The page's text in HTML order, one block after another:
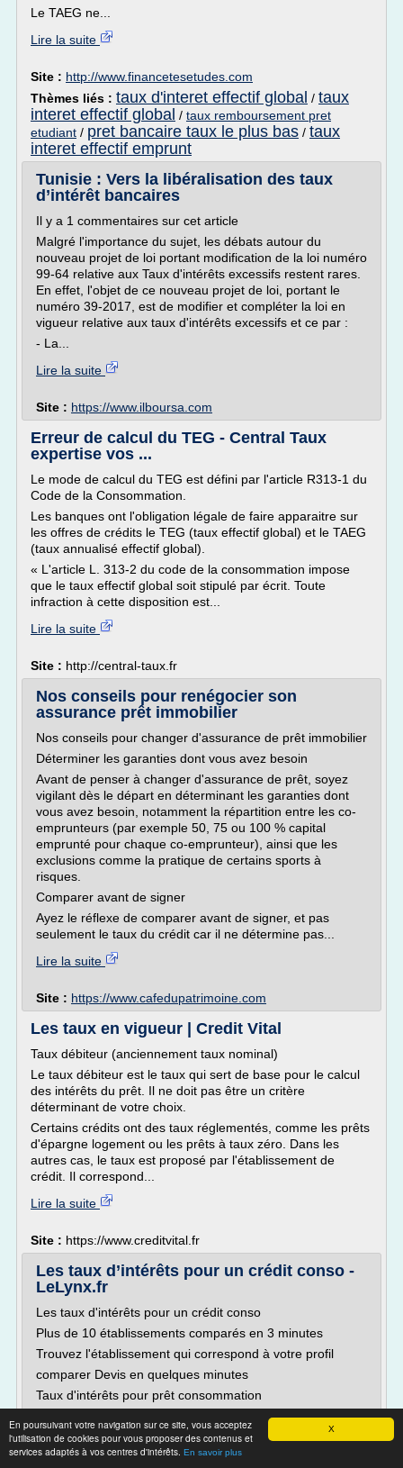
X
En poursuivant votre navigation sur ce site, vous acceptez
l'utilisation de cookies pour vous proposer des contenus et
services adaptés à vos centres d'intérêts. En savoir plus
Le TAEG ne...
Lire la suite
Site : http://www.financetesetudes.com
Thèmes liés : taux d'interet effectif global / taux
interet effectif global / taux remboursement pret
etudiant / pret bancaire taux le plus bas / taux
interet effectif emprunt
Tunisie : Vers la libéralisation des taux
d’intérêt bancaires
Il y a 1 commentaires sur cet article
Malgré l'importance du sujet, les débats autour du
nouveau projet de loi portant modification de la loi numéro
99-64 relative aux Taux d'intérêts excessifs restent rares.
En effet, l'objet de ce nouveau projet de loi, portant le
numéro 39-2017, est de modifier et compléter la loi en
vigueur relative aux taux d'intérêts excessifs et ce par :
- La...
Lire la suite
Site : https://www.ilboursa.com
Erreur de calcul du TEG - Central Taux
expertise vos ...
Le mode de calcul du TEG est défini par l'article R313-1 du
Code de la Consommation.
Les banques ont l'obligation légale de faire apparaitre sur
les offres de crédits le TEG (taux effectif global) et le TAEG
(taux annualisé effectif global).
« L'article L. 313-2 du code de la consommation impose
que le taux effectif global soit stipulé par écrit. Toute
infraction à cette disposition est...
Lire la suite
Site : http://central-taux.fr
Nos conseils pour renégocier son
assurance prêt immobilier
Nos conseils pour changer d'assurance de prêt immobilier
Déterminer les garanties dont vous avez besoin
Avant de penser à changer d'assurance de prêt, soyez
vigilant dès le départ en déterminant les garanties dont
vous avez besoin, notamment la répartition entre les co-
emprunteurs (par exemple 50, 75 ou 100 % capital
emprunté pour chaque co-emprunteur), ainsi que les
exclusions comme la pratique de certains sports à
risques.
Comparer avant de signer
Ayez le réflexe de comparer avant de signer, et pas
seulement le taux du crédit car il ne détermine pas...
Lire la suite
Site : https://www.cafedupatrimoine.com
Les taux en vigueur | Credit Vital
Taux débiteur (anciennement taux nominal)
Le taux débiteur est le taux qui sert de base pour le calcul
des intérêts du prêt. Il ne doit pas être un critère
déterminant de votre choix.
Certains crédits ont des taux réglementés, comme les prêts
d'épargne logement ou les prêts à taux zéro. Dans les
autres cas, le taux est proposé par l'établissement de
crédit. Il correspond...
Lire la suite
Site : https://www.creditvital.fr
Les taux d’intérêts pour un crédit conso -
LeLynx.fr
Les taux d'intérêts pour un crédit conso
Plus de 10 établissements comparés en 3 minutes
Trouvez l'établissement qui correspond à votre profil
comparer Devis en quelques minutes
Taux d'intérêts pour prêt consommation
Le crédit à la consommation est un prêt personnel
pouvant atteindre jusqu'à 75 000 EUR. Achat d'un
véhicule, voyage, travaux, ou simples dépenses du